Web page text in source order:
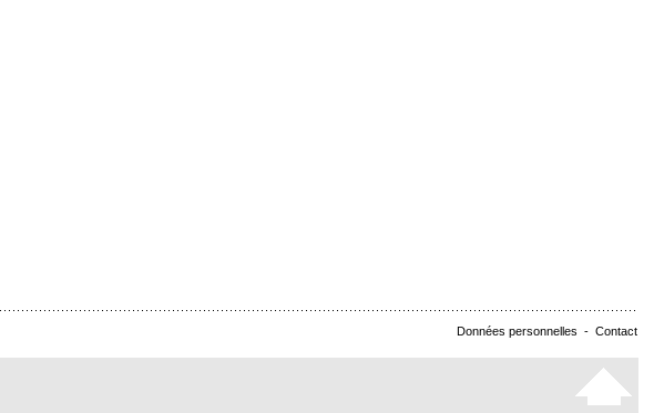
Données personnelles - Contact